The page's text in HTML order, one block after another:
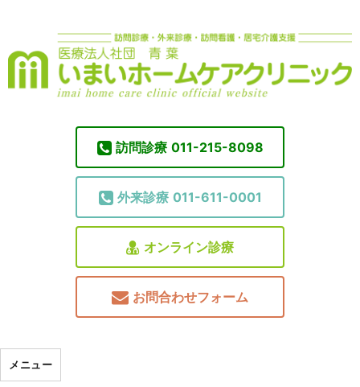
訪問診療 011-215-8098
外来診療 011-611-0001
オンライン診療
お問合わせフォーム
メニュー